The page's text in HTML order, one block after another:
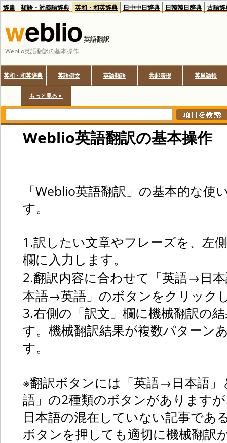
Weblio英語翻訳の基本操作
辞書 類語・対義語辞典 英和・和英辞典 日中中日辞典 日韓韓日辞典 古語辞
英語翻訳
英和・和英辞典 英語例文 英語類語 共起表現 英単語帳
もっと見る▼
Weblio英語翻訳の基本操作
「Weblio英語翻訳」の基本的な使
す。
1.訳したい文章やフレーズを、左
欄に入力します。
2.翻訳内容に合わせて「英語→日
本語→英語」のボタンをクリック
3.右側の「訳文」欄に機械翻訳の
す。機械翻訳結果が複数パターン
す。
※翻訳ボタンには「英語→日本語
語」の2種類のボタンがあります
日本語の混在していない記事であ
ボタンを押しても適切に機械翻訳